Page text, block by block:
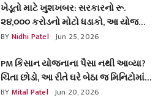
ખેડૂતો માટે ખુશખબર: સરકારનો રૂ.
૨૪,૦૦૦ કરોડનો મોટો ધડાકો, આ યોજના
હેઠળ સીધો ખાતામાં પહોંચશે ફાયદો!
BYNidhi Patel Jun 25, 2026
PM કિસાન યોજનાના પૈસા નથી આવ્યા?
ચિંતા છોડો, આ રીતે ઘરે બેઠા જ મિનિટોમાં
ચેક કરો ઓનલાઈન સ્ટેટસ!
BYMital Patel Jun 20, 2026